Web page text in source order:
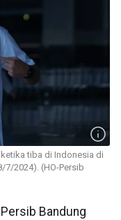
tiba di Indonesia di
7/2024). (HO-Persib
Bandung